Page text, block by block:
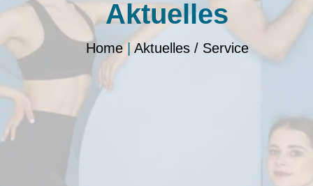
Aktuelles
Home| Aktuelles / Service